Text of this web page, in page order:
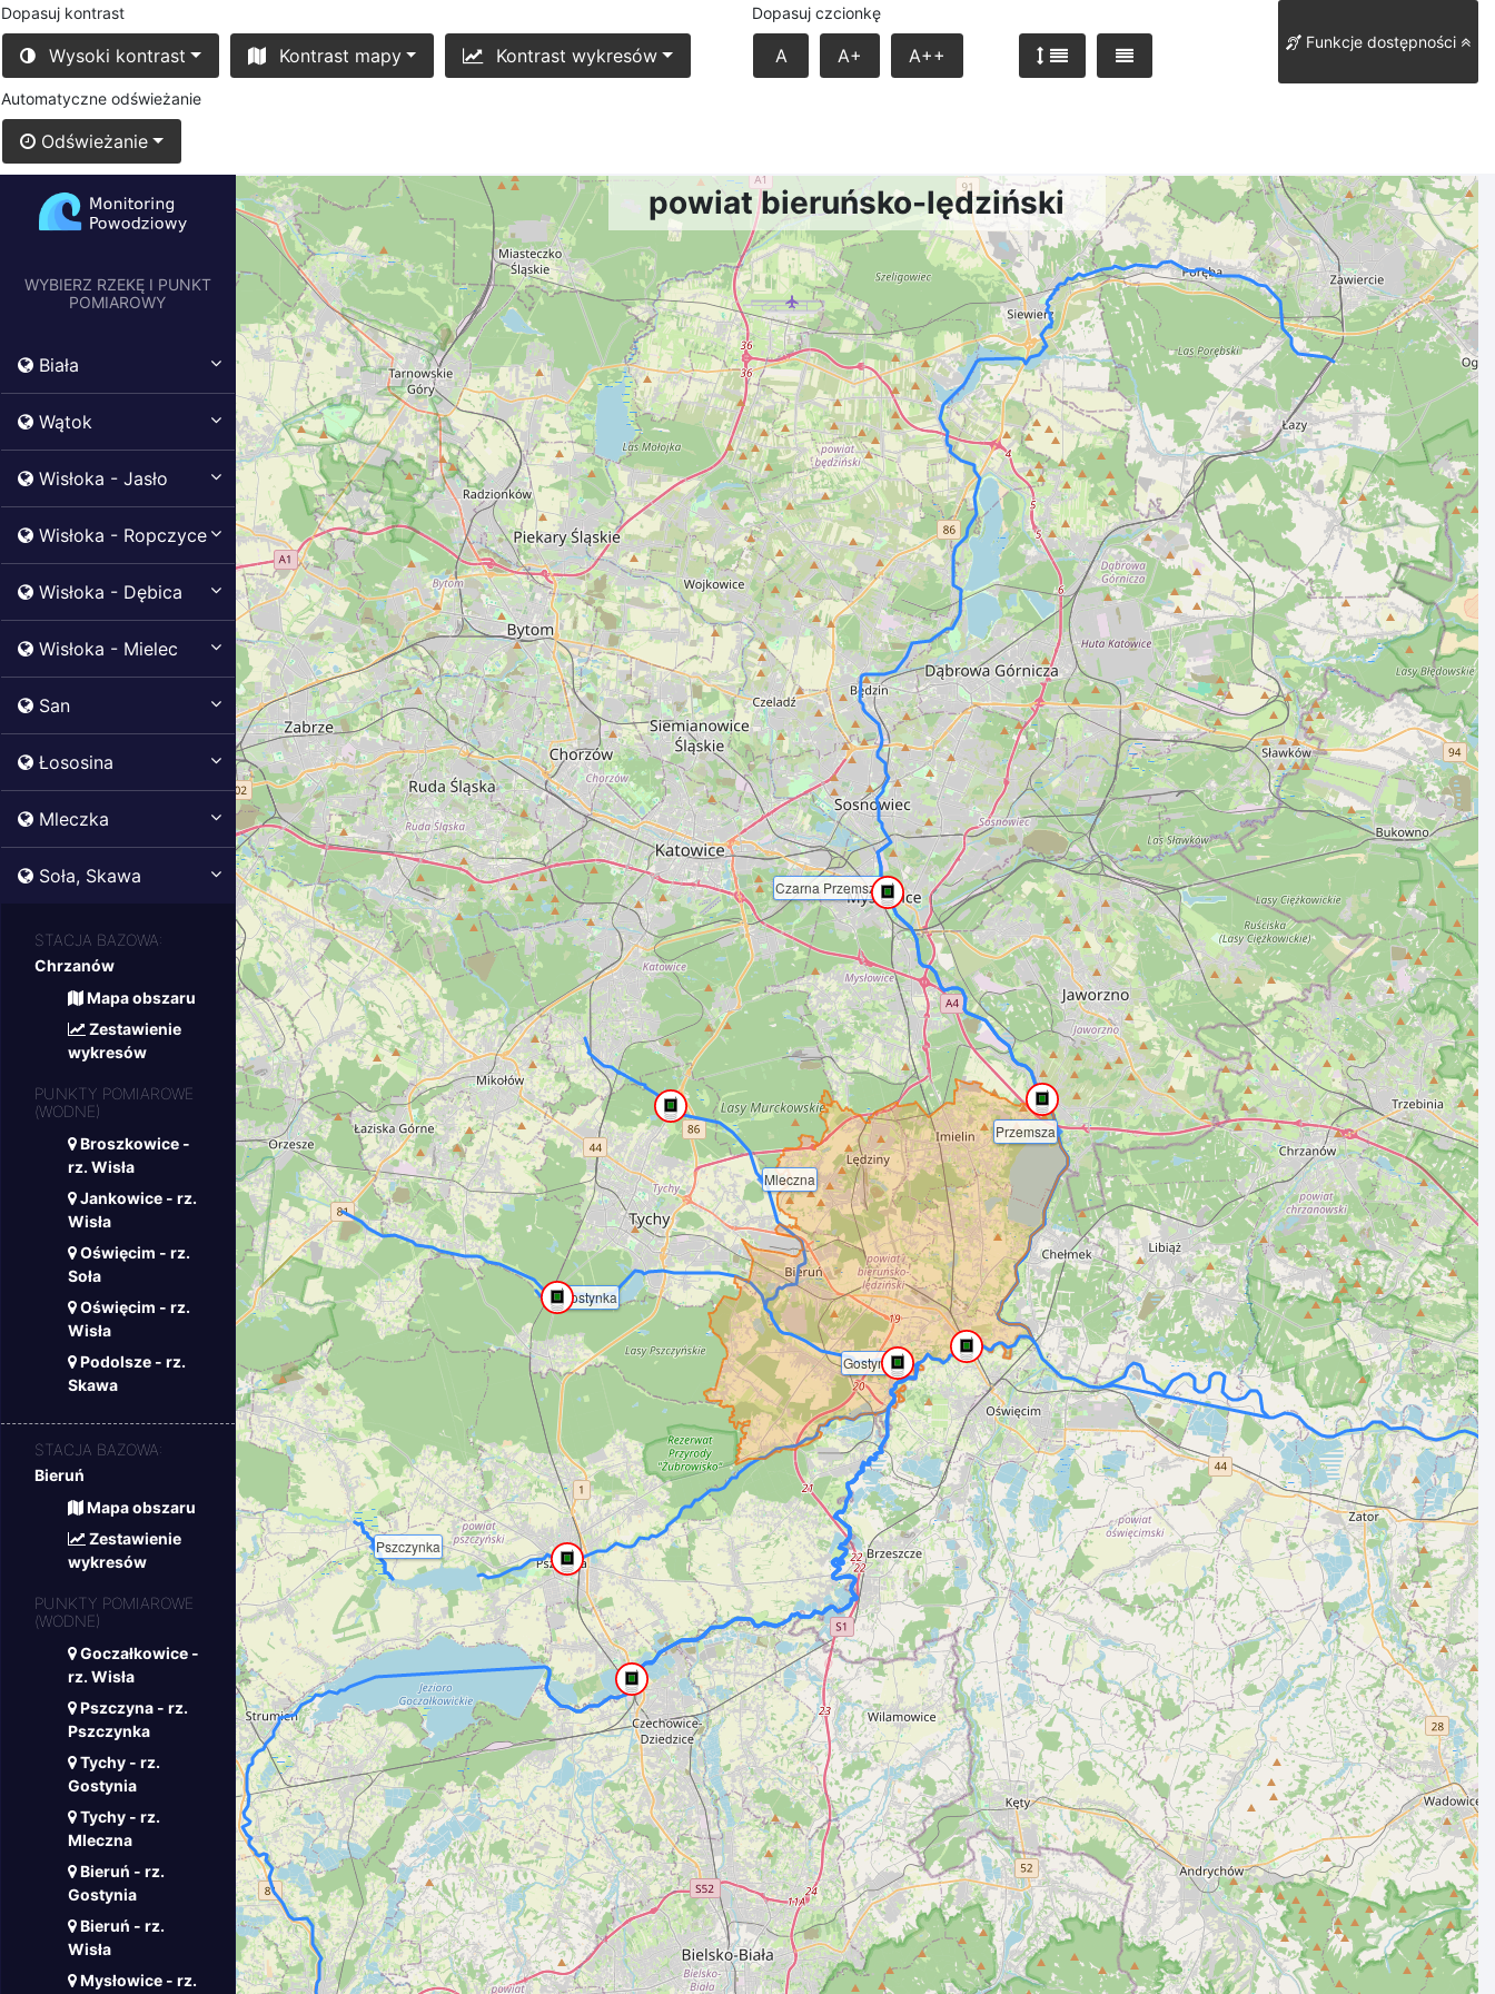
Dopasuj kontrast
Wysoki kontrast Kontrast mapy Kontrast wykresów
Dopasuj czcionkę
A A+ A++
Automatyczne odświeżanie
Odświeżanie
Funkcje dostępności
WYBIERZ RZEKĘ I PUNKT
POMIAROWY
Biała
Wątok
Wisłoka - Jasło
Wisłoka - Ropczyce
Wisłoka - Dębica
Wisłoka - Mielec
San
Łososina
Mleczka
Soła, Skawa
STACJA BAZOWA:
Chrzanów
Mapa obszaru
Zestawienie
wykresów
PUNKTY POMIAROWE
(WODNE)
Broszkowice -
rz. Wisła
Jankowice - rz.
Wisła
Oświęcim - rz.
Soła
Oświęcim - rz.
Wisła
Podolsze - rz.
Skawa
STACJA BAZOWA:
Bieruń
Mapa obszaru
Zestawienie
wykresów
PUNKTY POMIAROWE
(WODNE)
Goczałkowice -
rz. Wisła
Pszczyna - rz.
Pszczynka
Tychy - rz.
Gostynia
Tychy - rz.
Mleczna
Bieruń - rz.
Gostynia
Bieruń - rz.
Wisła
Mysłowice - rz.
powiat bieruńsko-lędziński
Gostynka
Mleczna
Przemsza
Pszczynka
Czarna Przemsza
Gostynia